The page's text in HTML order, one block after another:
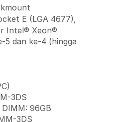
E (LGA 4677),
Intel® Xeon®
5 dan ke-4 (hingga
3DS
96GB
3DS